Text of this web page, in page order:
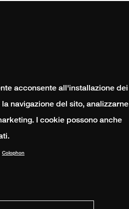
acconsente all'installazione dei
navigazione del sito, analizzarne
I cookie possono anche
Colophon